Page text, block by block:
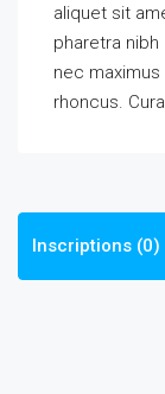
aliquet sit
pharetra
nec
rhoncus.
Inscriptions (0)